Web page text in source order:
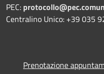
PEC:
Centralino Unico: +39 035
Prenotazione